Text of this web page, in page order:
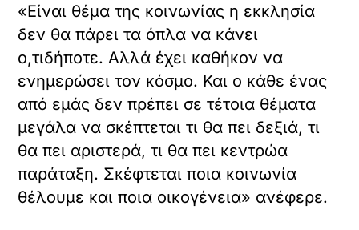
«Είναι θέμα της κοινωνίας η εκκλησία
δεν θα πάρει τα όπλα να κάνει
ο,τιδήποτε. Αλλά έχει καθήκον να
ενημερώσει τον κόσμο. Και ο κάθε ένας
από εμάς δεν πρέπει σε τέτοια θέματα
μεγάλα να σκέπτεται τι θα πει δεξιά, τι
θα πει αριστερά, τι θα πει κεντρώα
παράταξη. Σκέφτεται ποια κοινωνία
θέλουμε και ποια οικογένεια» ανέφερε.